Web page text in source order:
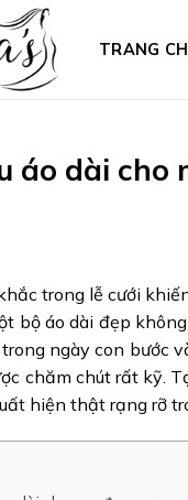
TRANG
áo dài cho
trong lễ cưới
bộ áo dài đẹp
ngày con bước
chăm chút rất kỹ.
hiện thật rạng rỡ